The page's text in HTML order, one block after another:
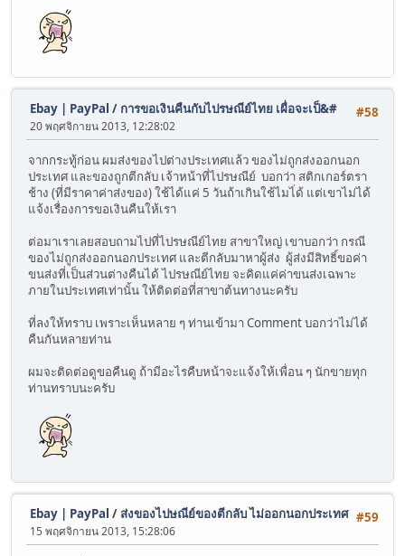
#58
Ebay | PayPal / การขอเงินคืนกับไปรษณีย์ไทย เผื่อจะเป็&#
20 พฤศจิกายน 2013, 12:28:02
จากกระทู้ก่อน ผมส่งของไปต่างประเทศแล้ว ของไม่ถูกส่งออกนอก
ประเทศ และของถูกตีกลับ เจ้าหน้าที่ไปรษณีย์ บอกว่า สติกเกอร์ตรา
ช้าง (ที่มีราคาค่าส่งของ) ใช้ได้แค่ 5 วันถ้าเกินใช้ไมไ่ด้ แต่เขาไม่ได้
แจ้งเรื่องการขอเงินคืนให้เรา
ต่อมาเราเลยสอบถามไปที่ไปรษณีย์ไทย สาขาใหญ่ เขาบอกว่า กรณี
ของไม่ถูกส่งออกนอกประเทศ และตีกลับมาหาผู้ส่ง ผู้ส่งมีสิทธิ์ขอค่า
ขนส่งที่เป็นส่วนต่างคืนได้ ไปรษณีย์ไทย จะคิดแค่ค่าขนส่งเฉพาะ
ภายในประเทศเท่านั้น ให้ติดต่อที่สาขาต้นทางนะครับ
ที่ลงให้ทราบ เพราะเห็นหลาย ๆ ท่านเข้ามา Comment บอกว่าไม่ได้
คืนกันหลายท่าน
ผมจะติดต่อดูขอคืนดู ถ้ามีอะไรคืบหน้าจะแจ้งให้เพื่อน ๆ นักขายทุก
ท่านทราบนะครับ
#59
Ebay | PayPal / ส่งของไปษณีย์ของตีกลับ ไม่ออกนอกประเทศ
15 พฤศจิกายน 2013, 15:28:06